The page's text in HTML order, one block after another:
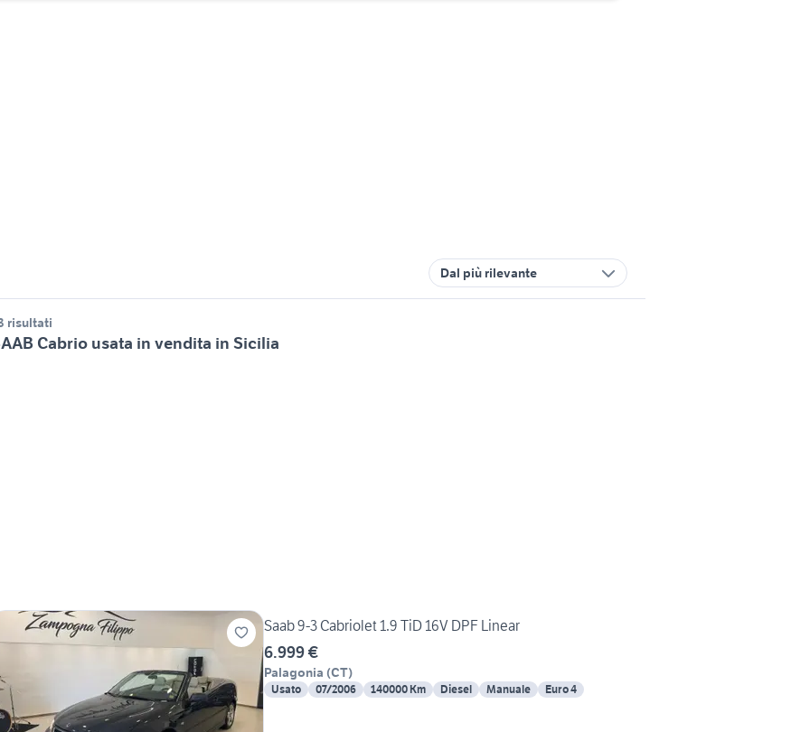
Dal più rilevante
risultati
Cabrio usata in vendita in Sicilia
Saab 9-3 Cabriolet 1.9 TiD 16V DPF Linear
6.999 €
Palagonia (CT)
Usato 07/2006 140000 Km Diesel Manuale Euro 4